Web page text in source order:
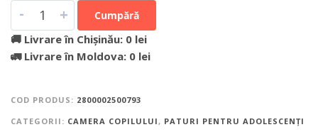
- + Cumpără
🚚 Livrare în Chișinău: 0 lei
🚛 Livrare în Moldova: 0 lei
COD PRODUS: 2800002500793
CATEGORII: CAMERA COPILULUI , PATURI PENTRU ADOLESCENȚI